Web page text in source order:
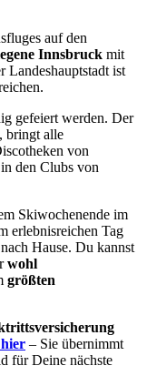
auf den
Innsbruck mit
Landeshauptstadt ist
gefeiert werden. Der
, bringt alle
von
den Clubs von
Skiwochenende im
erlebnisreichen Tag
Hause. Du kannst
wohl
größten
hier – Sie übernimmt
für Deine nächste